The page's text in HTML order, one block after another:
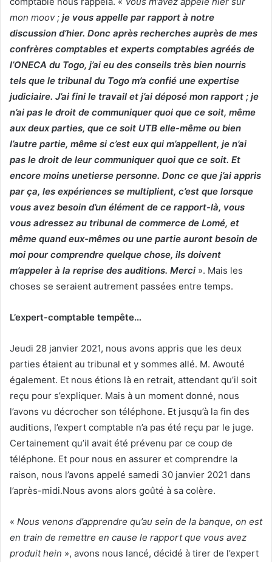
mon moov ; je vous appelle par rapport à notre
discussion d’hier. Donc après recherches auprès de mes
confrères comptables et experts comptables agréés de
l’ONECA du Togo, j’ai eu des conseils très bien nourris
tels que le tribunal du Togo m’a confié une expertise
judiciaire. J’ai fini le travail et j’ai déposé mon rapport ; je
n’ai pas le droit de communiquer quoi que ce soit, même
aux deux parties, que ce soit UTB elle-même ou bien
l’autre partie, même si c’est eux qui m’appellent, je n’ai
pas le droit de leur communiquer quoi que ce soit. Et
encore moins unetierse personne. Donc ce que j’ai appris
par ça, les expériences se multiplient, c’est que lorsque
vous avez besoin d’un élément de ce rapport-là, vous
vous adressez au tribunal de commerce de Lomé, et
même quand eux-mêmes ou une partie auront besoin de
moi pour comprendre quelque chose, ils doivent
m’appeler à la reprise des auditions. Merci ». Mais les
choses se seraient autrement passées entre temps.
L’expert-comptable tempête…
Jeudi 28 janvier 2021, nous avons appris que les deux
parties étaient au tribunal et y sommes allé. M. Awouté
également. Et nous étions là en retrait, attendant qu’il soit
reçu pour s’expliquer. Mais à un moment donné, nous
l’avons vu décrocher son téléphone. Et jusqu’à la fin des
auditions, l’expert comptable n’a pas été reçu par le juge.
Certainement qu’il avait été prévenu par ce coup de
téléphone. Et pour nous en assurer et comprendre la
raison, nous l’avons appelé samedi 30 janvier 2021 dans
l’après-midi.Nous avons alors goûté à sa colère.
« Nous venons d’apprendre qu’au sein de la banque, on est
en train de remettre en cause le rapport que vous avez
produit hein », avons nous lancé, décidé à tirer de l’expert